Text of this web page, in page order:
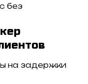
без
на задержки